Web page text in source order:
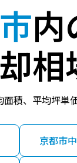
内
相
積、平均坪単
京都市